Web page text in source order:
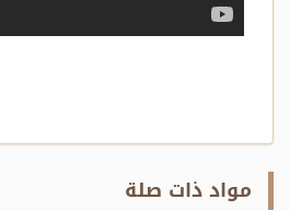
مواد ذات صلة